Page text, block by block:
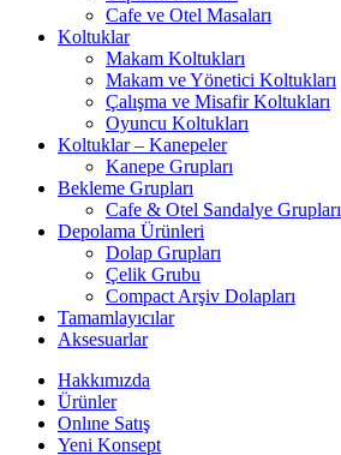
Cafe ve Otel Masaları
Koltuklar
Makam Koltukları
Makam ve Yönetici Koltukları
Çalışma ve Misafir Koltukları
Oyuncu Koltukları
Koltuklar – Kanepeler
Kanepe Grupları
Bekleme Grupları
Cafe & Otel Sandalye Grupları
Depolama Ürünleri
Dolap Grupları
Çelik Grubu
Compact Arşiv Dolapları
Tamamlayıcılar
Aksesuarlar
Hakkımızda
Ürünler
Onlıne Satış
Yeni Konsept